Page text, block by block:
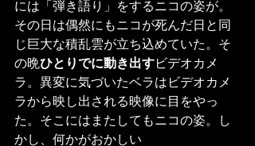
には「弾き語り」をするニコの姿が。
その日は偶然にもニコが死んだ日と同
じ巨大な積乱雲が立ち込めていた。そ
の晩ひとりでに動き出すビデオカメ
ラ。異変に気づいたベラはビデオカメ
ラから映し出される映像に目をやっ
た。そこにはまたしてもニコの姿。し
かし、何かがおかしい